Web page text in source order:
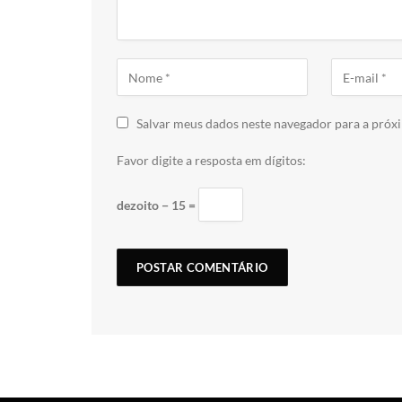
Salvar meus dados neste navegador para a
Favor digite a resposta em dígitos:
dezoito − 15 =